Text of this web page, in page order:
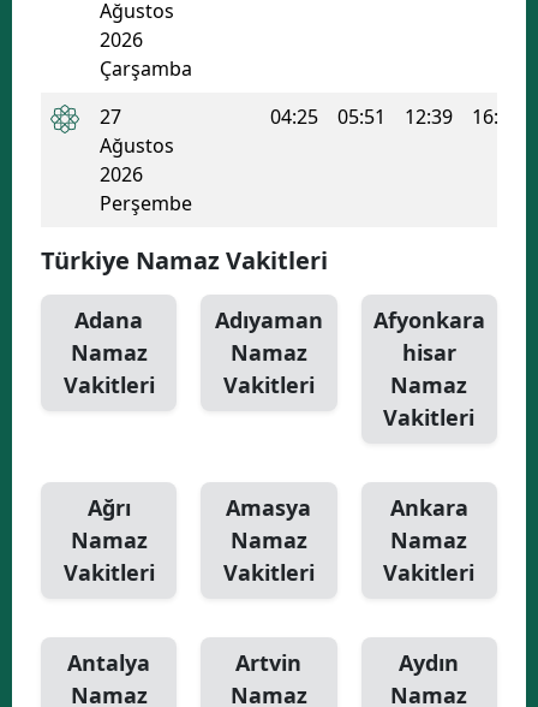
Ağustos
2026
Çarşamba
27
Ağustos
2026
Perşembe
04:25 05:51 12:39 16:20
Türkiye Namaz Vakitleri
Adana
Namaz
Vakitleri
Adıyaman
Namaz
Vakitleri
Afyonkara
hisar
Namaz
Vakitleri
Ağrı
Namaz
Vakitleri
Amasya
Namaz
Vakitleri
Ankara
Namaz
Vakitleri
Antalya
Namaz
Artvin
Namaz
Aydın
Namaz